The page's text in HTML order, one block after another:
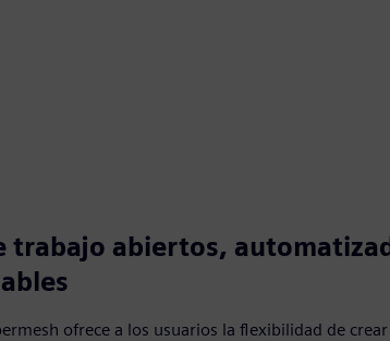
trabajo abiertos,
ofrece a los usuarios la flexibilidad de